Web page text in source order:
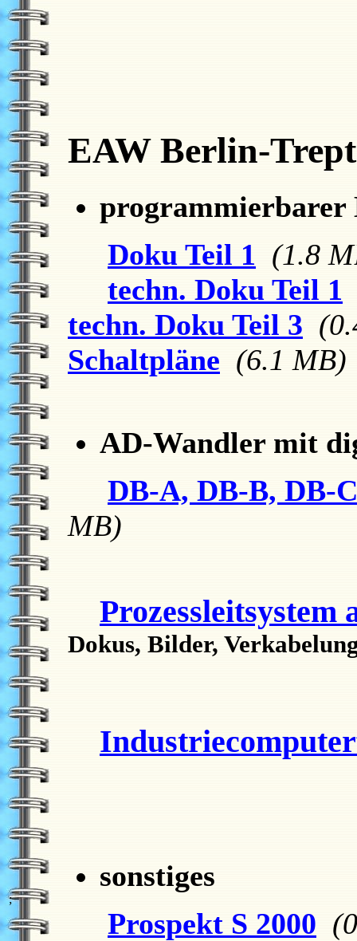
;
EAW Berlin-
programmierbarer
Doku Teil 1 (1.8
techn. Doku Teil 1
techn. Doku Teil 3
Schaltpläne (6.1 MB)
AD-Wandler mit
DB-A, DB-B, DB-
MB)
Prozessleitsystem
Dokus, Bilder,
sonstiges
Prospekt S 2000